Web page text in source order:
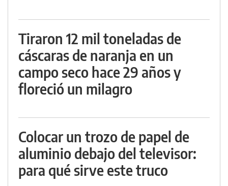
Tiraron 12 mil toneladas de
cáscaras de naranja en un
campo seco hace 29 años y
floreció un milagro
Colocar un trozo de papel de
aluminio debajo del televisor:
para qué sirve este truco